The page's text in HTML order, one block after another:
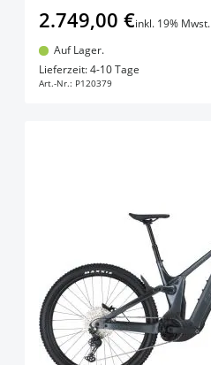
2.749,00 €inkl. 19% Mwst.
Auf Lager.
Lieferzeit: 4-10 Tage
Art.-Nr.: P120379